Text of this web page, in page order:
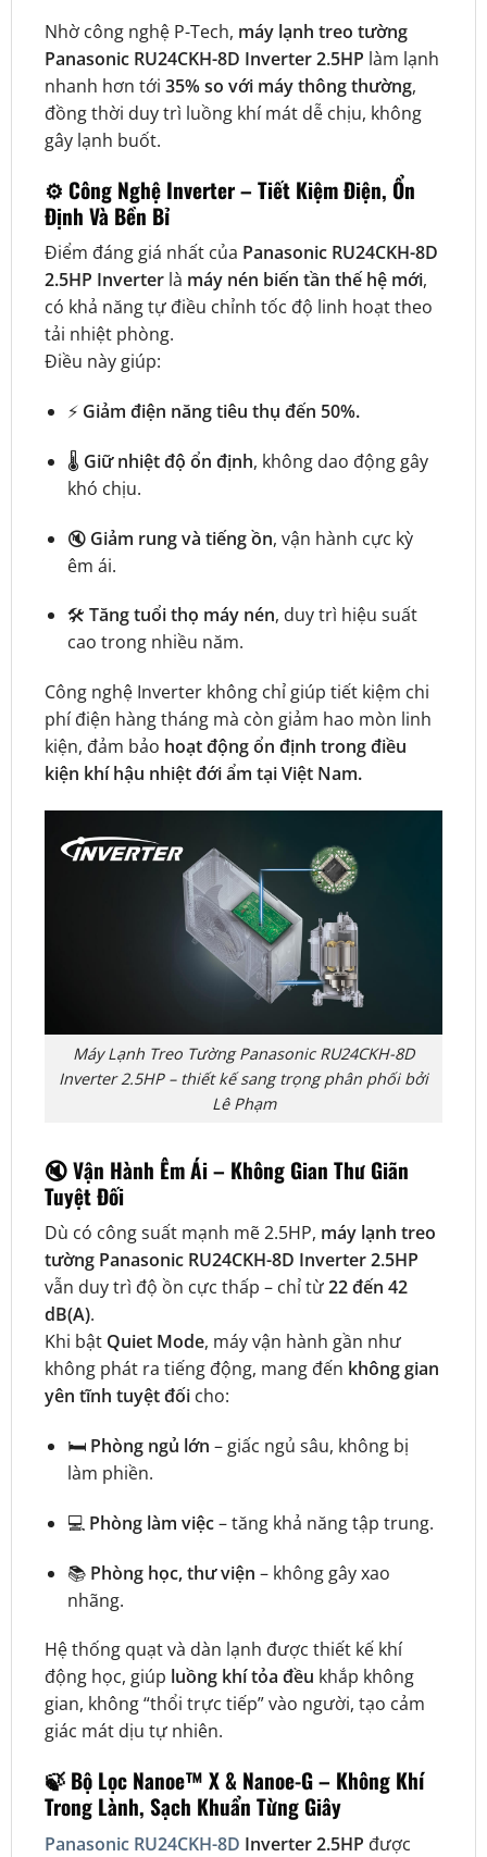
Nhờ công nghệ P-Tech, máy lạnh treo tường
Panasonic RU24CKH-8D Inverter 2.5HP làm lạnh
nhanh hơn tới 35% so với máy thông thường,
đồng thời duy trì luồng khí mát dễ chịu, không
gây lạnh buốt.
⚙️ Công Nghệ Inverter – Tiết Kiệm Điện, Ổn
Định Và Bền Bỉ
Điểm đáng giá nhất của Panasonic RU24CKH-8D
2.5HP Inverterlà máy nén biến tần thế hệ mới,
có khả năng tự điều chỉnh tốc độ linh hoạt theo
tải nhiệt phòng.
Điều này giúp:
⚡ Giảm điện năng tiêu thụ đến 50%.
🌡️ Giữ nhiệt độ ổn định, không dao động gây
khó chịu.
🔇 Giảm rung và tiếng ồn, vận hành cực kỳ
êm ái.
🛠️ Tăng tuổi thọ máy nén, duy trì hiệu suất
cao trong nhiều năm.
Công nghệ Inverter không chỉ giúp tiết kiệm chi
phí điện hàng tháng mà còn giảm hao mòn linh
kiện, đảm bảo hoạt động ổn định trong điều
kiện khí hậu nhiệt đới ẩm tại Việt Nam.
Máy Lạnh Treo Tường Panasonic RU24CKH-8D
Inverter 2.5HP – thiết kế sang trọng phân phối bởi
Lê Phạm
🔇Vận Hành Êm Ái – Không Gian Thư Giãn
Tuyệt Đối
Dù có công suất mạnh mẽ 2.5HP, máy lạnh treo
tường Panasonic RU24CKH-8D Inverter 2.5HP
vẫn duy trì độ ồn cực thấp – chỉ từ22 đến 42
dB(A).
Khi bật Quiet Mode, máy vận hành gần như
không phát ra tiếng động, mang đến không gian
yên tĩnh tuyệt đốicho:
🛏️ Phòng ngủ lớn – giấc ngủ sâu, không bị
làm phiền.
💻 Phòng làm việc– tăng khả năng tập trung.
📚 Phòng học, thư viện – không gây xao
nhãng.
Hệ thống quạt và dàn lạnh được thiết kế khí
động học, giúp luồng khí tỏa đều khắp không
gian, không “thổi trực tiếp” vào người, tạo cảm
giác mát dịu tự nhiên.
🍃 Bộ Lọc Nanoe™ X & Nanoe-G – Không Khí
Trong Lành, Sạch Khuẩn Từng Giây
Panasonic RU24CKH-8D Inverter 2.5HP được